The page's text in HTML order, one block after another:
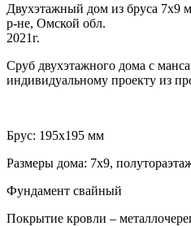
Двухэтажный дом из бруса 7х9
р-не, Омской обл.
2021г.
Сруб двухэтажного дома с
индивидуальному проекту из
Брус: 195х195 мм
Размеры дома: 7х9,
Фундамент свайный
Покрытие кровли –